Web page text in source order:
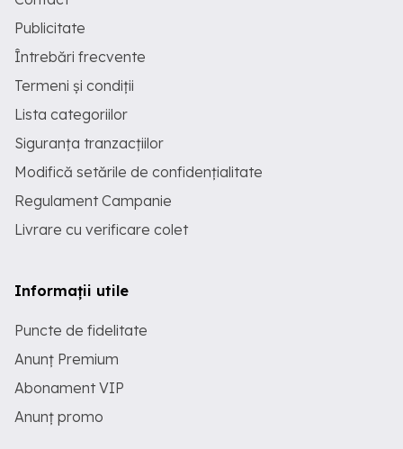
Publicitate
Întrebări frecvente
Termeni și condiții
Lista categoriilor
Siguranța tranzacțiilor
Modifică setările de confidențialitate
Regulament Campanie
Livrare cu verificare colet
Informații utile
Puncte de fidelitate
Anunț Premium
Abonament VIP
Anunț promo